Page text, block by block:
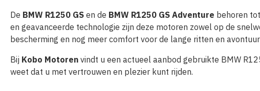
De BMW R1250 GS en de BMW R1250 GS Adventure behoren
en geavanceerde technologie zijn deze motoren zowel op de
bescherming en nog meer comfort voor de lange ritten en
Bij Kobo Motoren vindt u een actueel aanbod gebruikte BMW
weet dat u met vertrouwen en plezier kunt rijden.